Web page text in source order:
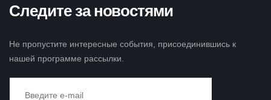
Следите за новостями
Не пропустите интересные события, присоединившись к
нашей программе рассылки.